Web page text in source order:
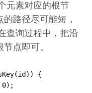
元素对应的根节
路径尽可能短，
查询过程中，把沿
点即可。